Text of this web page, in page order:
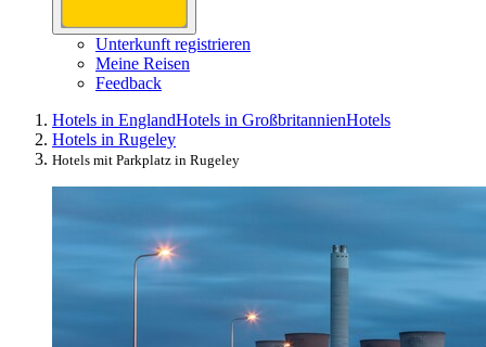
Unterkunft registrieren
Meine Reisen
Feedback
Hotels in EnglandHotels in GroßbritannienHotels
Hotels in Rugeley
Hotels mit Parkplatz in Rugeley